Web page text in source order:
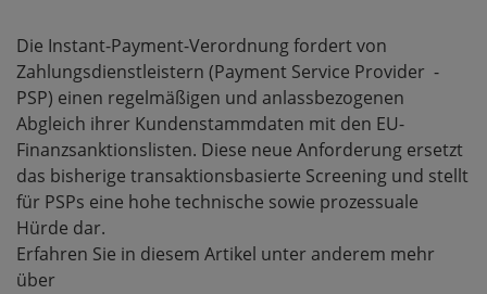
Die Instant-Payment-Verordnung fordert von
Zahlungsdienstleistern (Payment Service Provider -
PSP) einen regelmäßigen und anlassbezogenen
Abgleich ihrer Kundenstammdaten mit den EU-
Finanzsanktionslisten. Diese neue Anforderung ersetzt
das bisherige transaktionsbasierte Screening und stellt
für PSPs eine hohe technische sowie prozessuale
Hürde dar.
Erfahren Sie in diesem Artikel unter anderem mehr
über